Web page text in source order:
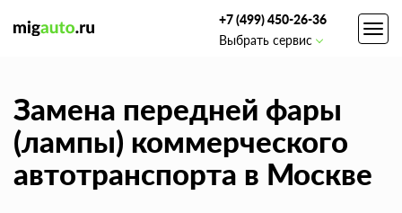
+7 (499) 450-26-36
Выбрать сервис
Замена передней фары
(лампы) коммерческого
автотранспорта в Москве